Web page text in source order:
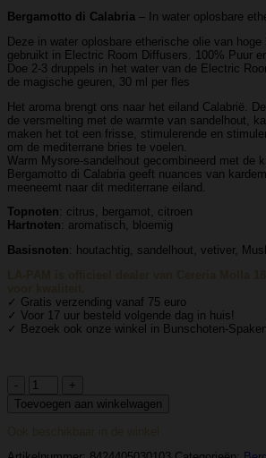
Bergamotto di Calabria – In water oplosbare
Deze in water oplosbare etherische olie van
gebruikt in Electric Room Diffusers. 100% Puur
Doe 2-3 druppels in het water van de Electric
de magische geuren, 30 ml per fles
Het aroma brengt ons naar het eiland Calabrië.
de versmelting met de warmte van sandelhout,
maken het tot een frisse, stimulerende en
om de mediterrane bries te voelen.
Warm Mysore-sandelhout gecombineerd met de
Bergamotto di Calabria geeft nuances van
meeneemt naar dit mediterrane eiland.
Topnoten: citrus, bergamot, citroen
Hartnoten: aromatisch, bloemig
Basisnoten: houtachtig, sandelhout, vetiver,
✓ Gratis verzending vanaf 75 euro
✓ Voor 17 uur besteld volgende dag in huis!
✓ Bezoek ook onze winkel in Bunschoten-
Cereria
1899
Olie
Toevoegen aan winkelwagen